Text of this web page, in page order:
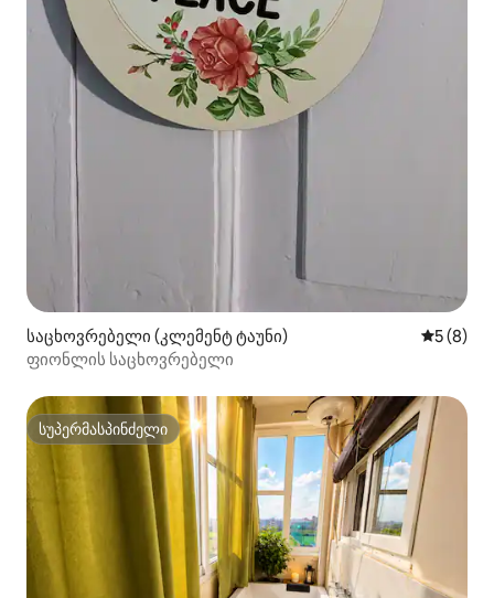
საცხოვრებელი (კლემენტ ტაუნი) საშუალო
5 (8)
ფიონლის საცხოვრებელი
სუპერმასპინძელი
სუპერმასპინძელი